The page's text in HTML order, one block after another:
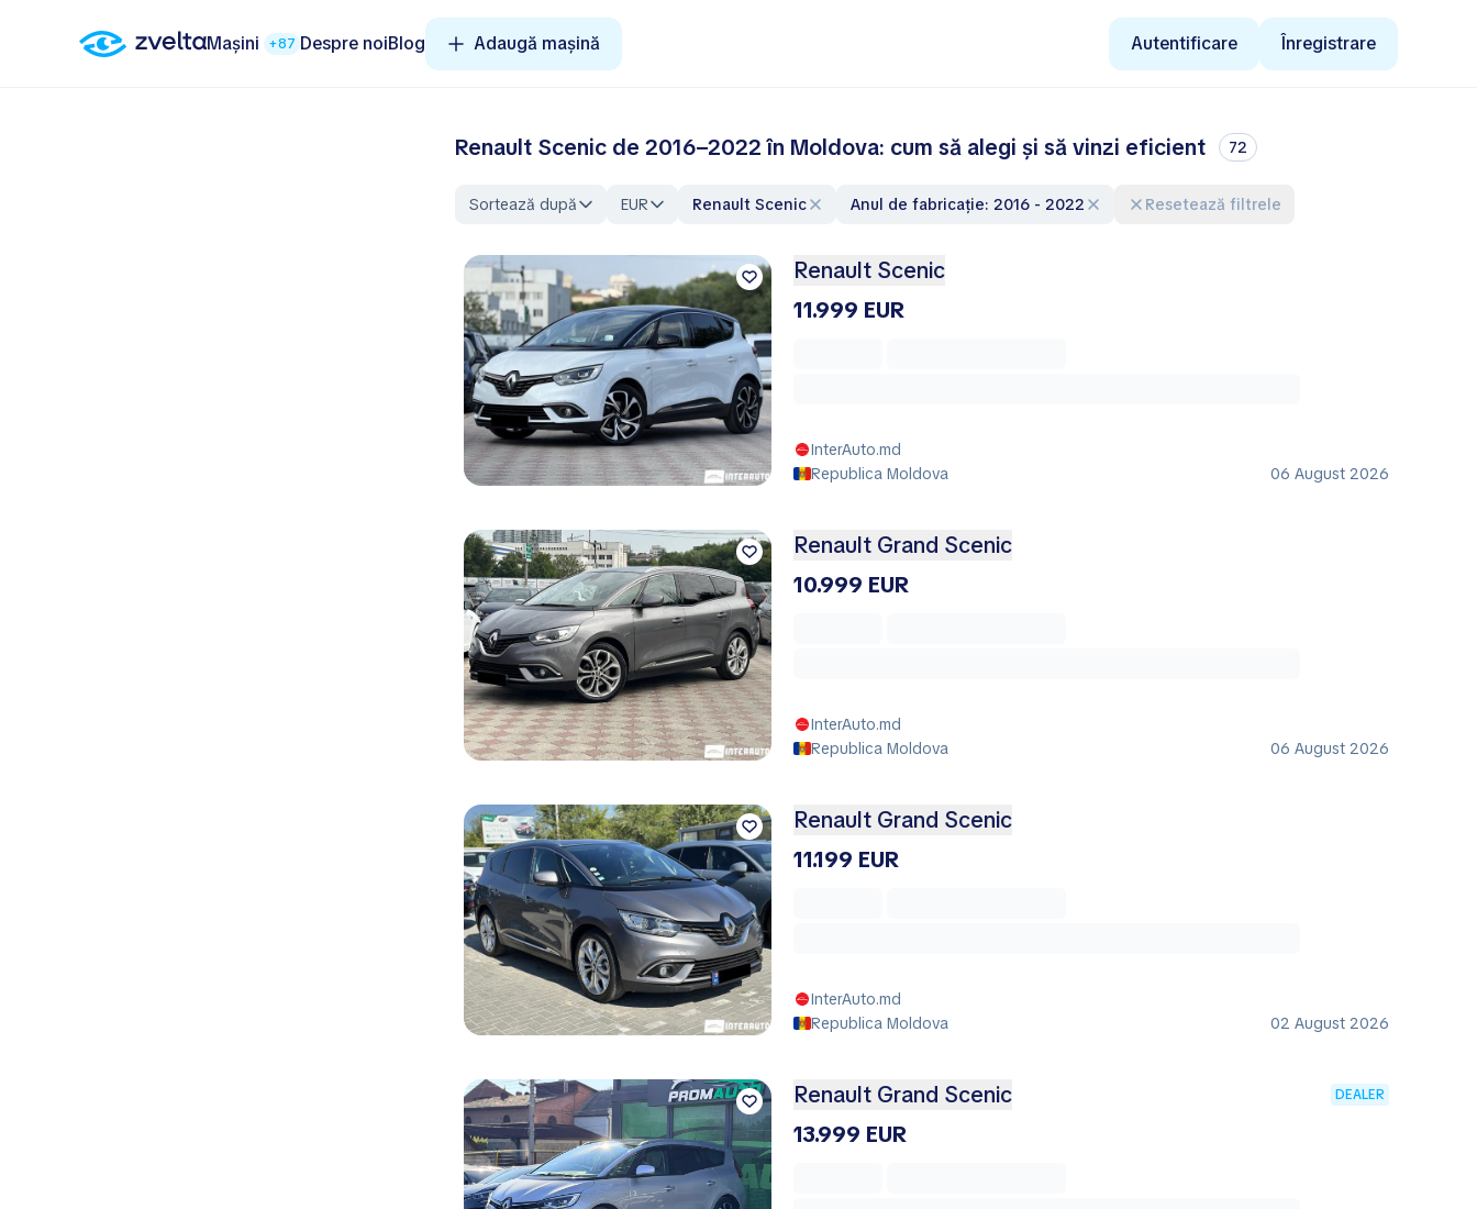
Mașini +87 Despre noiBlog Adaugă mașină Autentificare Înregistrare
Renault Scenic de 2016–2022 în Moldova: cum să alegi și să vinzi eficient 72
Sortează după EUR Renault Scenic Anul de fabricație: 2016 - 2022 Resetează filtrele
Renault Scenic
11.999 EUR
InterAuto.md
Republica Moldova
06 August 2026
Renault Grand Scenic
10.999 EUR
InterAuto.md
Republica Moldova
06 August 2026
Renault Grand Scenic
11.199 EUR
InterAuto.md
Republica Moldova
02 August 2026
Renault Grand Scenic DEALER
13.999 EUR